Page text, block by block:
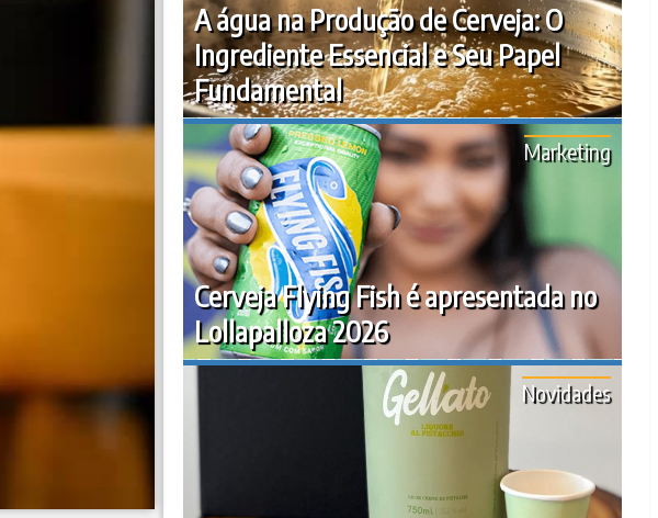
A água na Produção de Cerveja: O
Ingrediente Essencial e Seu Papel
Fundamental
Cerveja Flying Fish é apresentada no
Lollapalloza 2026
Marketing
Novidades